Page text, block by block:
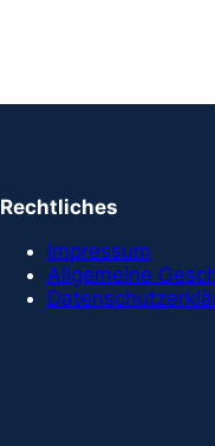
Rechtliches
Impressum
Allgemeine